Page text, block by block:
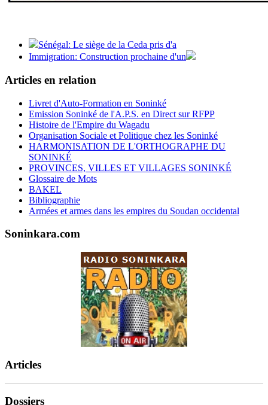
Sénégal: Le siège de la Ceda pris d'a
Immigration: Construction prochaine d'un
Articles en relation
Livret d'Auto-Formation en Soninké
Emission Soninké de l'A.P.S. en Direct sur RFPP
Histoire de l'Empire du Wagadu
Organisation Sociale et Politique chez les Soninké
HARMONISATION DE L'ORTHOGRAPHE DU
SONINKÉ
PROVINCES, VILLES ET VILLAGES SONINKÉ
Glossaire de Mots
BAKEL
Bibliographie
Armées et armes dans les empires du Soudan occidental
Soninkara.com
Articles
Dossiers